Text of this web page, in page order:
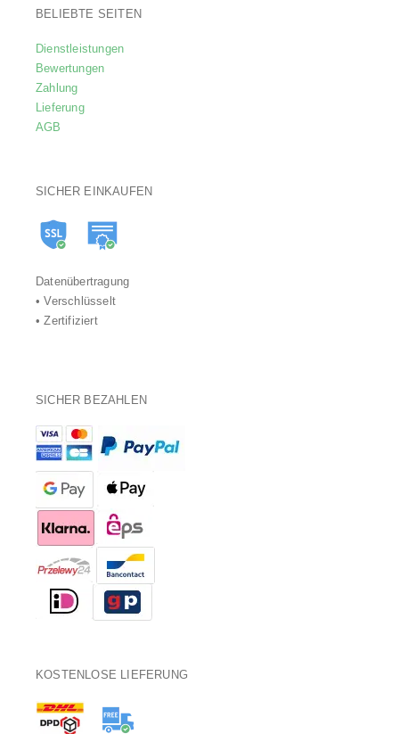
BELIEBTE SEITEN
Dienstleistungen
Bewertungen
Zahlung
Lieferung
AGB
SICHER EINKAUFEN
Datenübertragung
• Verschlüsselt
• Zertifiziert
SICHER BEZAHLEN
KOSTENLOSE LIEFERUNG